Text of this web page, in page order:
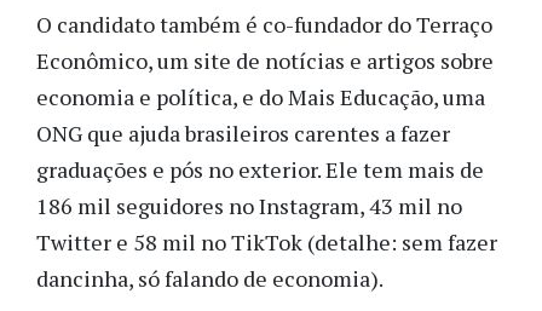
O candidato também é co-fundador do Terraço
Econômico, um site de notícias e artigos sobre
economia e política, e do Mais Educação, uma
ONG que ajuda brasileiros carentes a fazer
graduações e pós no exterior. Ele tem mais de
186 mil seguidores no Instagram, 43 mil no
Twitter e 58 mil no TikTok (detalhe: sem fazer
dancinha, só falando de economia).